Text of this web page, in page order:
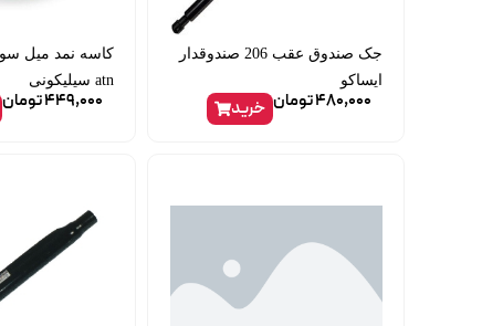
جک صندوق عقب 206 صندوقدار
ایساکو
480,000تومان خرید
atn سیلیکونی
449,000تومان